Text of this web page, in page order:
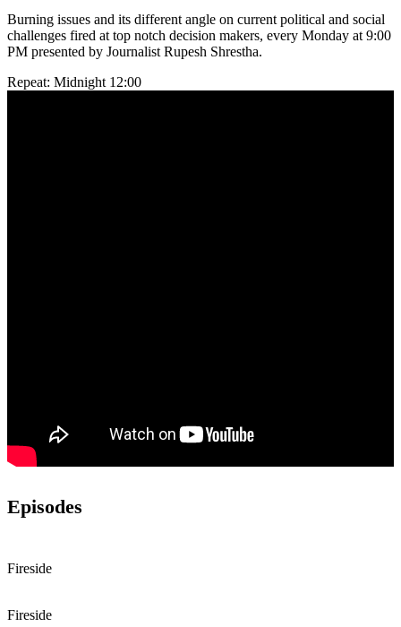
Burning issues and its different angle on current political and social
challenges fired at top notch decision makers, every Monday at 9:00
PM presented by Journalist Rupesh Shrestha.
Repeat: Midnight 12:00
Episodes
Fireside
Fireside